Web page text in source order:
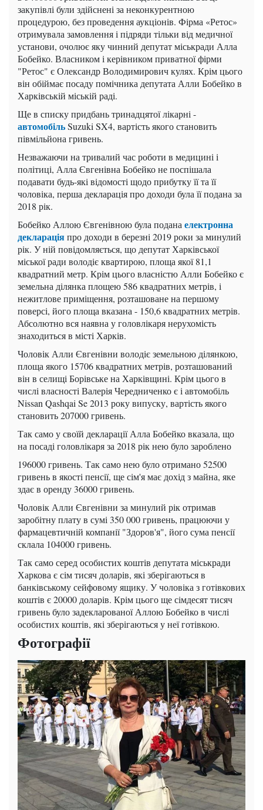
закупівлі були здійснені за неконкурентною
процедурою, без проведення аукціонів. Фірма «Ретос»
отримувала замовлення і підряди тільки від медичної
установи, очолює яку чинний депутат міськради Алла
Бобейко. Власником і керівником приватної фірми
"Ретос" є Олександр Володимирович кулях. Крім цього
він обіймає посаду помічника депутата Алли Бобейко в
Харківській міській раді.
Ще в списку придбань тринадцятої лікарні -
автомобільSuzuki SX4, вартість якого становить
півмільйона гривень.
Незважаючи на тривалий час роботи в медицині і
політиці, Алла Євгенівна Бобейко не поспішала
подавати будь-які відомості щодо прибутку її та її
чоловіка, перша декларація про доходи була її подана за
2018 рік.
Бобейко Аллою Євгенівною була подана електронна
деклараціяпро доходи в березні 2019 роки за минулий
рік. У ній повідомляється, що депутат Харківської
міської ради володіє квартирою, площа якої 81,1
квадратний метр. Крім цього власністю Алли Бобейко є
земельна ділянка площею 586 квадратних метрів, і
нежитлове приміщення, розташоване на першому
поверсі, його площа вказана - 150,6 квадратних метрів.
Абсолютно вся наявна у головлікаря нерухомість
знаходиться в місті Харків.
Чоловік Алли Євгенівни володіє земельною ділянкою,
площа якого 15706 квадратних метрів, розташований
він в селищі Борівське на Харківщині. Крім цього в
числі власності Валерія Чередниченко є і автомобіль
Nissan Qashqai Se 2013 року випуску, вартість якого
становить 207000 гривень.
Так само у своїй декларації Алла Бобейко вказала, що
на посаді головлікаря за 2018 рік нею було зароблено
196000 гривень. Так само нею було отримано 52500
гривень в якості пенсії, ще сім'я має дохід з майна, яке
здає в оренду 36000 гривень.
Чоловік Алли Євгенівни за минулий рік отримав
заробітну плату в сумі 350 000 гривень, працюючи у
фармацевтичній компанії "Здоров'я", його сума пенсії
склала 104000 гривень.
Так само серед особистих коштів депутата міськради
Харкова є сім тисяч доларів, які зберігаються в
банківському сейфовому ящику. У чоловіка з готівкових
коштів є 20000 доларів. Крім цього ще сімдесят тисяч
гривень було задекларованої Аллою Бобейко в числі
особистих коштів, які зберігаються у неї готівкою.
Фотографії